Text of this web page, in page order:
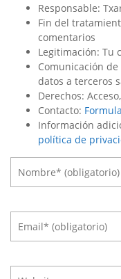
Responsable:
Fin del
comentarios
Legitimación: Tu
Comunicación
datos a terceros
Derechos:
Contacto:
Información
política de